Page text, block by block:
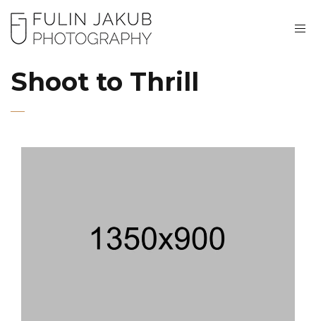
Shoot to Thrill